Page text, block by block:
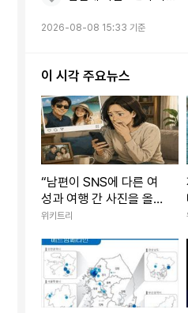
2026-08-08 15:33 기준
이 시각 주요뉴스
“남편이 SNS에 다른 여
성과 여행 간 사진을 올렸
습니다... 불륜이 아니라
위키트리